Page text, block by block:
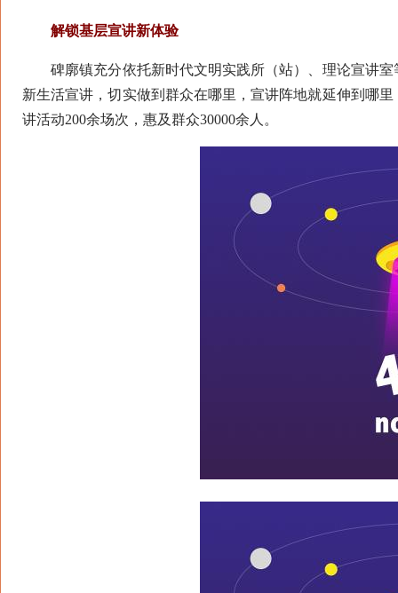
解锁基层宣讲新体验
碑廓镇充分依托新时代文明实践所（站）、理论宣讲室
新生活宣讲，切实做到群众在哪里，宣讲阵地就延伸到哪
讲活动200余场次，惠及群众30000余人。